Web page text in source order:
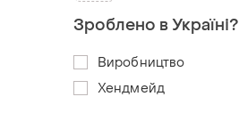
Зроблено в Україні?
Виробництво
Хендмейд